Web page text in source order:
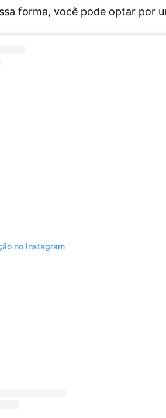
forma, você pode optar por
no Instagram